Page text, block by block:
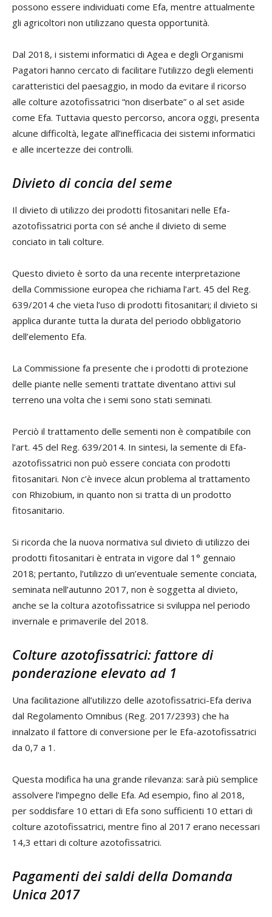
possono essere individuati come Efa, mentre attualmente
gli agricoltori non utilizzano questa opportunità.
Dal 2018, i sistemi informatici di Agea e degli Organismi
Pagatori hanno cercato di facilitare l’utilizzo degli elementi
caratteristici del paesaggio, in modo da evitare il ricorso
alle colture azotofissatrici “non diserbate” o al set aside
come Efa. Tuttavia questo percorso, ancora oggi, presenta
alcune difficoltà, legate all’inefficacia dei sistemi informatici
e alle incertezze dei controlli.
Divieto di concia del seme
Il divieto di utilizzo dei prodotti fitosanitari nelle Efa-
azotofissatrici porta con sé anche il divieto di seme
conciato in tali colture.
Questo divieto è sorto da una recente interpretazione
della Commissione europea che richiama l’art. 45 del Reg.
639/2014 che vieta l’uso di prodotti fitosanitari; il divieto si
applica durante tutta la durata del periodo obbligatorio
dell’elemento Efa.
La Commissione fa presente che i prodotti di protezione
delle piante nelle sementi trattate diventano attivi sul
terreno una volta che i semi sono stati seminati.
Perciò il trattamento delle sementi non è compatibile con
l’art. 45 del Reg. 639/2014. In sintesi, la semente di Efa-
azotofissatrici non può essere conciata con prodotti
fitosanitari. Non c’è invece alcun problema al trattamento
con Rhizobium, in quanto non si tratta di un prodotto
fitosanitario.
Si ricorda che la nuova normativa sul divieto di utilizzo dei
prodotti fitosanitari è entrata in vigore dal 1° gennaio
2018; pertanto, l’utilizzo di un’eventuale semente conciata,
seminata nell’autunno 2017, non è soggetta al divieto,
anche se la coltura azotofissatrice si sviluppa nel periodo
invernale e primaverile del 2018.
Colture azotofissatrici: fattore di
ponderazione elevato ad 1
Una facilitazione all’utilizzo delle azotofissatrici-Efa deriva
dal Regolamento Omnibus (Reg. 2017/2393) che ha
innalzato il fattore di conversione per le Efa-azotofissatrici
da 0,7 a 1.
Questa modifica ha una grande rilevanza: sarà più semplice
assolvere l’impegno delle Efa. Ad esempio, fino al 2018,
per soddisfare 10 ettari di Efa sono sufficienti 10 ettari di
colture azotofissatrici, mentre fino al 2017 erano necessari
14,3 ettari di colture azotofissatrici.
Pagamenti dei saldi della Domanda
Unica 2017